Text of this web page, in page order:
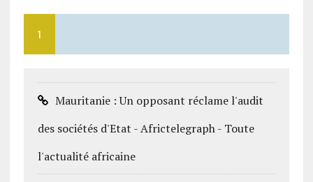
1
Mauritanie : Un opposant réclame l'audit
des sociétés d'Etat - Africtelegraph - Toute
l'actualité africaine